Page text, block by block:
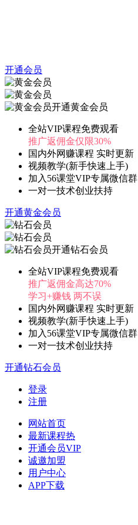
开通会员
开通黄金会员
全站VIP课程免费观看
推广返佣金仅限30%
国内外网赚课程 实时更新
视频教学(新手快速上手)
加入56课堂VIP专属微信群
一对一技术创业扶持
开通黄金会员
开通钻石会员
全站VIP课程免费观看
推广返佣金高达70%
学习+赚钱 两不误
国内外网赚课程 实时更新
视频教学(新手快速上手)
加入56课堂VIP专属微信群
一对一技术创业扶持
开通钻石会员
登录
注册
网站首页
最新课程热
开通会员VIP
诚邀加盟
用户中心
APP下载